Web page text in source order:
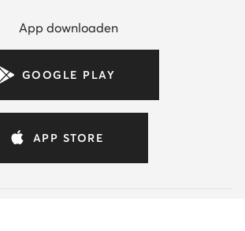
App downloaden
GOOGLE PLAY
APP STORE